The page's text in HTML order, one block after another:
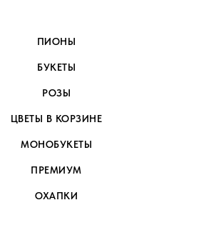
ПИОНЫ
БУКЕТЫ
РОЗЫ
ЦВЕТЫ В КОРЗИНЕ
МОНОБУКЕТЫ
ПРЕМИУМ
ОХАПКИ